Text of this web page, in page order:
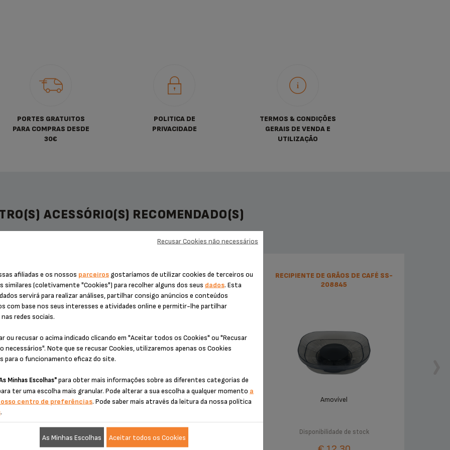
PORTES GRATUITOS
PARA COMPRAS DESDE
30€
POLITICA DE
PRIVACIDADE
TERMOS & CONDIÇÕES
GERAIS DE VENDA E
UTILIZAÇÃO
ACESSÓRIO(S) RECOMENDADO(S)
MOAGEM E DE INFUSÃO SS-
208833
café de filtro aromático ou
JARRO E TAMPA SS-208836
Para manutenção fácil
RECIPIENTE DE GRÃOS DE CAFÉ SS-
208845
Amovível
Disponibilidade de stock
afiliadas e os nossos parceiros gostaríamos de utilizar cookies de terceiros ou
similares (coletivamente "Cookies") para recolher alguns dos seus dados. Esta
servirá para realizar análises, partilhar consigo anúncios e conteúdos
com base nos seus interesses e atividades online e permitir-lhe partilhar
redes sociais.
ou recusar o acima indicado clicando em "Aceitar todos os Cookies" ou "Recusar
necessários". Note que se recusar Cookies, utilizaremos apenas os Cookies
para o funcionamento eficaz do site.
Minhas Escolhas"para obter mais informações sobre as diferentes categorias de
ter uma escolha mais granular. Pode alterar a sua escolha a qualquer momento a
centro de preferências. Pode saber mais através da leitura da nossa política
.
Recusar Cookies não necessários
As Minhas Escolhas Aceitar todos os Cookies